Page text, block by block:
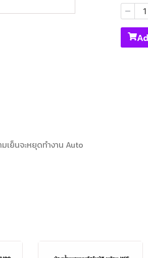
เย็นจะหยุดทำงาน Auto